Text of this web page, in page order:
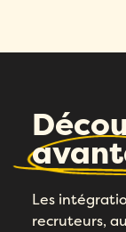
Les
recruteurs,